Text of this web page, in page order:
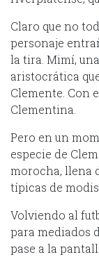
Claro que no
personaje
la tira. Mimí,
aristocrática
Clemente. Con
Clementina.
Pero en un
especie de
morocha, llena
típicas de
Volviendo al
para mediados
pase a la